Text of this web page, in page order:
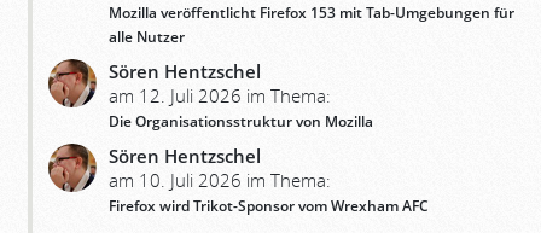
Mozilla veröffentlicht Firefox 153 mit Tab-Umgebungen für
alle Nutzer
Sören Hentzschel
am 12. Juli 2026 im Thema:
Die Organisationsstruktur von Mozilla
Sören Hentzschel
am 10. Juli 2026 im Thema:
Firefox wird Trikot-Sponsor vom Wrexham AFC